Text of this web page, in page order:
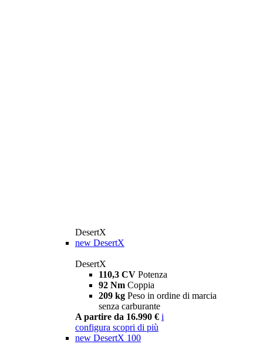
DesertX
new DesertX
DesertX
110,3 CV Potenza
92 Nm Coppia
209 kg Peso in ordine di marcia
senza carburante
A partire da 16.990 € i
configura scopri di più
new DesertX 100